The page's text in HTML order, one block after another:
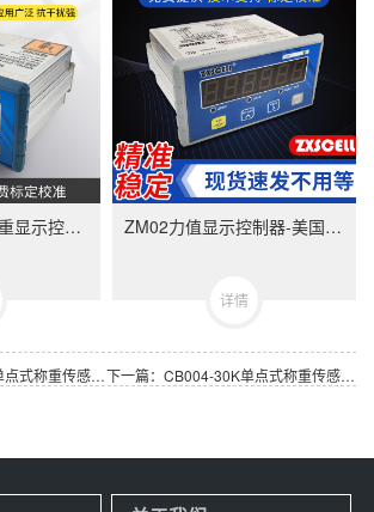
ZXM-P1高精度称重显示控制器-ZXMP1美国中克塞尔品牌称重仪表 ZM02力值显示控制器-美国中克塞尔品牌称重仪表
详情
上一篇：CB004-20K单点式称重传感器 日本NMB(Minebea美蓓亚) 下一篇：CB004-30K单点式称重传感器 日本NMB(Minebea美蓓亚)